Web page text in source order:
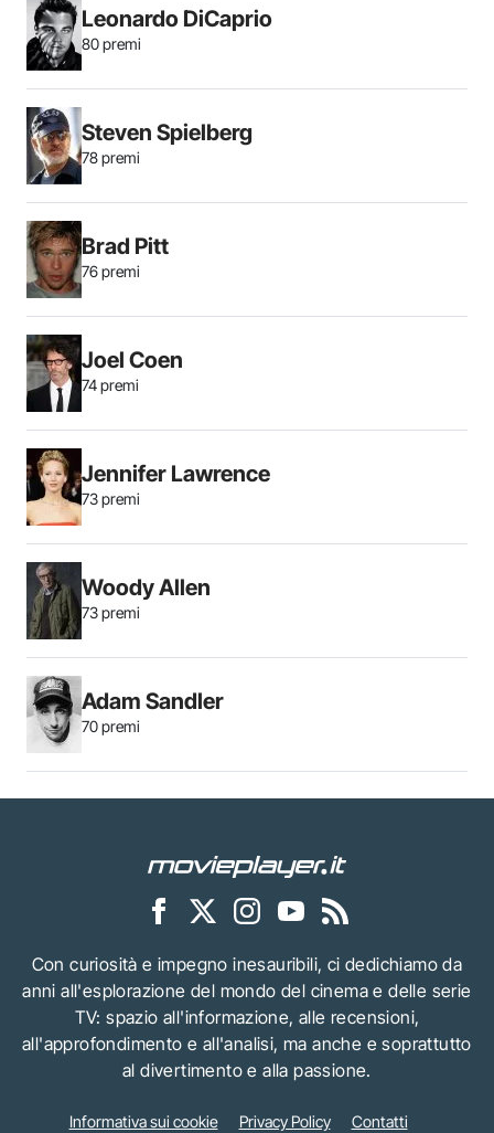
Leonardo DiCaprio
80 premi
Steven Spielberg
78 premi
Brad Pitt
76 premi
Joel Coen
74 premi
Jennifer Lawrence
73 premi
Woody Allen
73 premi
Adam Sandler
70 premi
Con curiosità e impegno inesauribili, ci dedichiamo da
anni all'esplorazione del mondo del cinema e delle serie
TV: spazio all'informazione, alle recensioni,
all'approfondimento e all'analisi, ma anche e soprattutto
al divertimento e alla passione.
Informativa sui cookie Privacy Policy Contatti